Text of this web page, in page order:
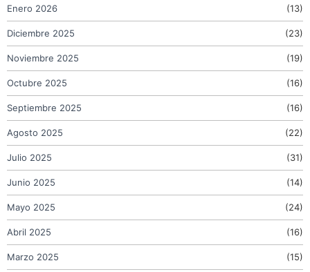
Enero 2026 (13)
Diciembre 2025 (23)
Noviembre 2025 (19)
Octubre 2025 (16)
Septiembre 2025 (16)
Agosto 2025 (22)
Julio 2025 (31)
Junio 2025 (14)
Mayo 2025 (24)
Abril 2025 (16)
Marzo 2025 (15)